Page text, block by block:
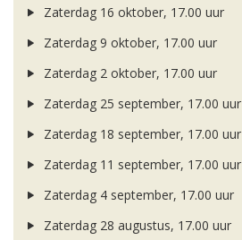
Zaterdag 16 oktober, 17.00 uur
Zaterdag 9 oktober, 17.00 uur
Zaterdag 2 oktober, 17.00 uur
Zaterdag 25 september, 17.00 uur
Zaterdag 18 september, 17.00 uur
Zaterdag 11 september, 17.00 uur
Zaterdag 4 september, 17.00 uur
Zaterdag 28 augustus, 17.00 uur